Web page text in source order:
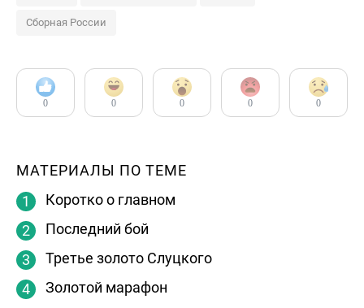
Сборная России
0 0 0 0 0
МАТЕРИАЛЫ ПО ТЕМЕ
Коротко о главном
Последний бой
Третье золото Слуцкого
Золотой марафон